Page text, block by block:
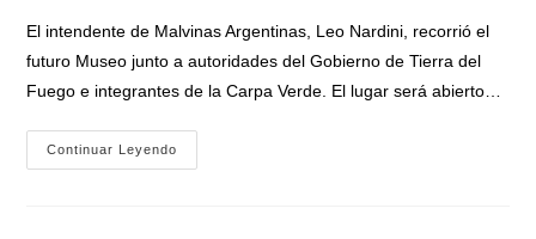
El intendente de Malvinas Argentinas, Leo Nardini, recorrió el
futuro Museo junto a autoridades del Gobierno de Tierra del
Fuego e integrantes de la Carpa Verde. El lugar será abierto…
Continuar Leyendo
Nardini